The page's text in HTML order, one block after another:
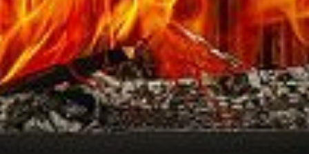
Austroflamm 55x55x51K